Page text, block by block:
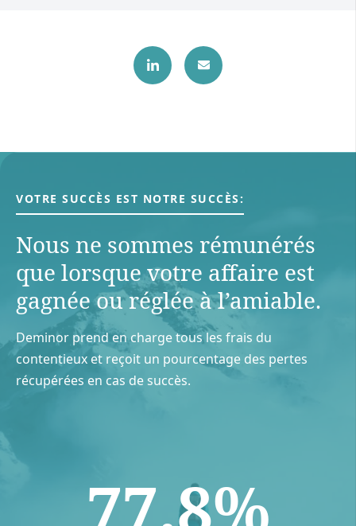
VOTRE SUCCÈS EST NOTRE SUCCÈS:
Nous ne sommes rémunérés
que lorsque votre aﬀaire est
gagnée ou réglée à l’amiable.
Deminor prend en charge tous les frais du
contentieux et reçoit un pourcentage des pertes
récupérées en cas de succès.
77.8%